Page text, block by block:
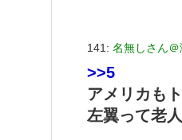
141: 名無しさん
>>5
アメリカも
左翼って老